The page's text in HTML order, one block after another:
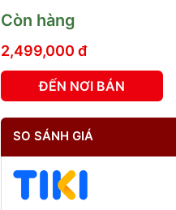
Còn hàng
2,499,000 đ
ĐẾN NƠI BÁN
SO SÁNH GIÁ